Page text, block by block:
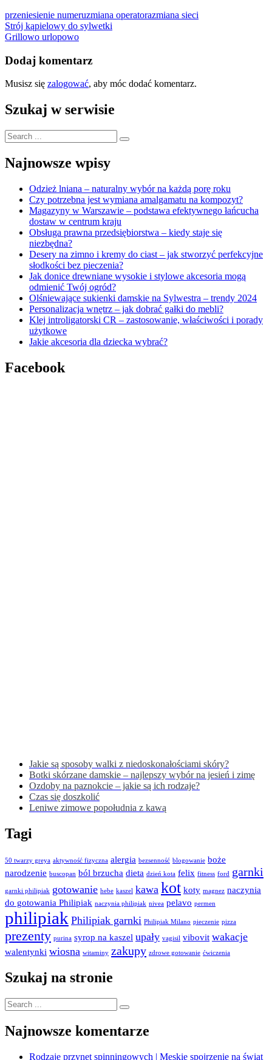
przeniesienie numeruzmiana operatorazmiana sieci
Nawigacja
wpisu
Strój kąpielowy do sylwetki
Grillowo urlopowo
Dodaj komentarz
Musisz się zalogować, aby móc dodać komentarz.
Szukaj w serwisie
Search
for:
Najnowsze wpisy
Odzież lniana – naturalny wybór na każdą porę roku
Czy potrzebna jest wymiana amalgamatu na kompozyt?
Magazyny w Warszawie – podstawa efektywnego łańcucha
dostaw w centrum kraju
Obsługa prawna przedsiębiorstwa – kiedy staje się
niezbędna?
Desery na zimno i kremy do ciast – jak stworzyć perfekcyjne
słodkości bez pieczenia?
Jak donice drewniane wysokie i stylowe akcesoria mogą
odmienić Twój ogród?
Olśniewające sukienki damskie na Sylwestra – trendy 2024
Personalizacja wnętrz – jak dobrać gałki do mebli?
Klej introligatorski CR – zastosowanie, właściwości i porady
użytkowe
Jakie akcesoria dla dziecka wybrać?
Facebook
Jakie są sposoby walki z niedoskonałościami skóry?
Botki skórzane damskie – najlepszy wybór na jesień i zimę
Ozdoby na paznokcie – jakie są ich rodzaje?
Czas się doszkolić
Leniwe zimowe popołudnia z kawą
Tagi
50 twarzy greya aktywność fizyczna alergia bezsenność blogowanie boże
narodzenie buscopan ból brzucha dieta dzień kota felix fitness ford garnki
garnki philipiak gotowanie hebe kaszel kawa kot koty magnez naczynia
do gotowania Philipiak naczynia philipiak nivea pelavo permen
philipiak Philipiak garnki Philipiak Milano pieczenie pizza
prezenty purina syrop na kaszel upały vagisil vibovit wakacje
walentynki wiosna witaminy zakupy zdrowe gotowanie ćwiczenia
Szukaj na stronie
Search
for:
Najnowsze komentarze
Rodzaje przynęt spinningowych | Męskie spojrzenie na świat